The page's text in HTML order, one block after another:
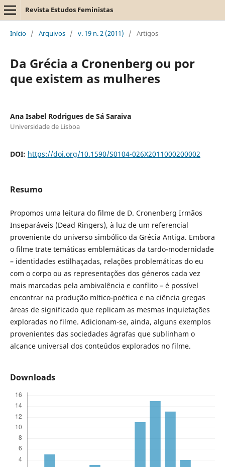
Revista Estudos Feministas
Início / Arquivos / v. 19 n. 2 (2011) / Artigos
Da Grécia a Cronenberg ou por
que existem as mulheres
Ana Isabel Rodrigues de Sá Saraiva
Universidade de Lisboa
DOI: https://doi.org/10.1590/S0104-026X2011000200002
Resumo
Propomos uma leitura do filme de D. Cronenberg Irmãos
Inseparáveis (Dead Ringers), à luz de um referencial
proveniente do universo simbólico da Grécia Antiga. Embora
o filme trate temáticas emblemáticas da tardo-modernidade
– identidades estilhaçadas, relações problemáticas do eu
com o corpo ou as representações dos géneros cada vez
mais marcadas pela ambivalência e conflito – é possível
encontrar na produção mítico-poética e na ciência gregas
áreas de significado que replicam as mesmas inquietações
exploradas no filme. Adicionam-se, ainda, alguns exemplos
provenientes das sociedades ágrafas que sublinham o
alcance universal dos conteúdos explorados no filme.
Downloads